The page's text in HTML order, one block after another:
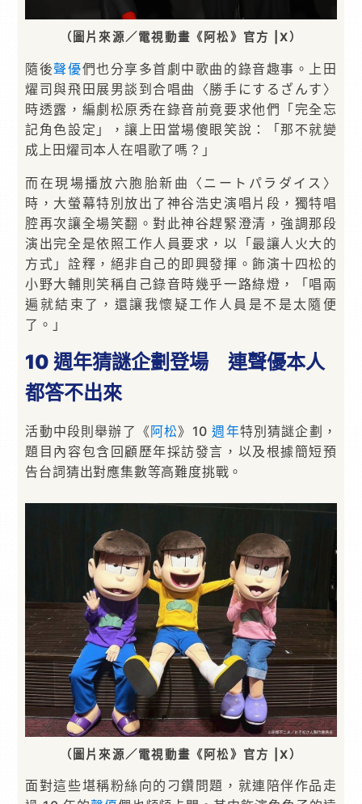
（圖片來源／電視動畫《阿松》官方 |X）
隨後聲優們也分享多首劇中歌曲的錄音趣事。上田
燿司與飛田展男談到合唱曲〈勝手にするざんす〉
時透露，編劇松原秀在錄音前竟要求他們「完全忘
記角色設定」，讓上田當場傻眼笑說：「那不就變
成上田燿司本人在唱歌了嗎？」
而在現場播放六胞胎新曲〈ニートパラダイス〉
時，大螢幕特別放出了神谷浩史演唱片段，獨特唱
腔再次讓全場笑翻。對此神谷趕緊澄清，強調那段
演出完全是依照工作人員要求，以「最讓人火大的
方式」詮釋，絕非自己的即興發揮。飾演十四松的
小野大輔則笑稱自己錄音時幾乎一路綠燈，「唱兩
遍就結束了，還讓我懷疑工作人員是不是太隨便
了。」
10 週年猜謎企劃登場 連聲優本人
都答不出來
活動中段則舉辦了《阿松》10週年特別猜謎企劃，
題目內容包含回顧歷年採訪發言，以及根據簡短預
告台詞猜出對應集數等高難度挑戰。
（圖片來源／電視動畫《阿松》官方 |X）
面對這些堪稱粉絲向的刁鑽問題，就連陪伴作品走